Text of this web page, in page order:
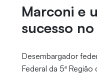
Marconi e
sucesso
Desembargador
Federal da 5ª